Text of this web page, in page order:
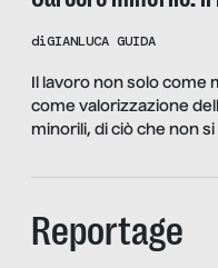
diGIANLUCA GUIDA
Il lavoro non solo
come valorizzazione
minorili, di ciò che non
Reportage